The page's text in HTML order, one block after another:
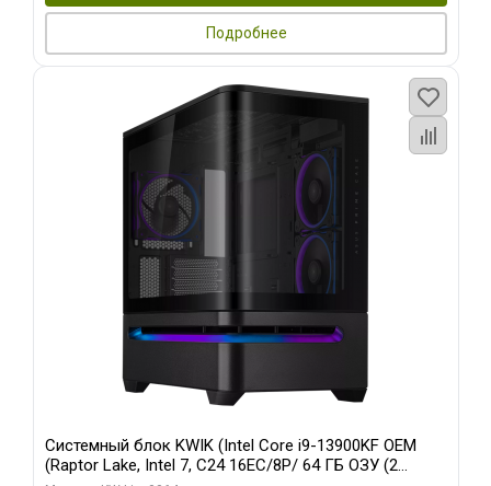
Подробнее
Системный блок KWIK (Intel Core i9-13900KF OEM
(Raptor Lake, Intel 7, C24 16EC/8P/ 64 ГБ ОЗУ (2